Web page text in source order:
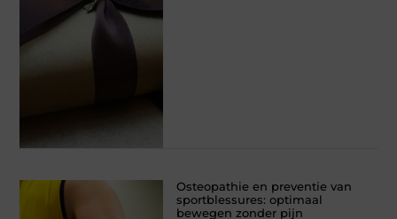
Osteopathie en preventie van
sportblessures: optimaal
bewegen zonder pijn